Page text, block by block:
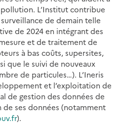
L’Institut contribue
de demain telle
de 2024 en intégrant des
et de traitement de
à bas coûts, supersites,
que le suivi de nouveaux
de particules…). L’Ineris
et l’exploitation de
de gestion des données de
ses données (notamment
).